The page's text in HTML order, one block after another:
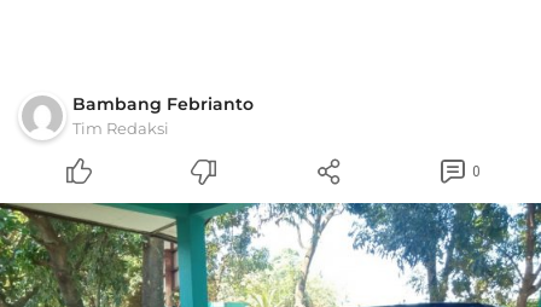
Bambang Febrianto
Tim Redaksi
0